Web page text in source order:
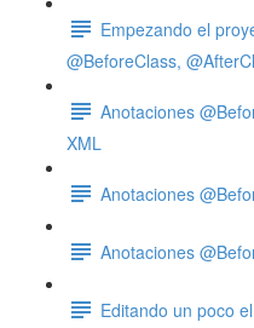
Empezando el
@BeforeClass,
Anotaciones
XML
Anotaciones
Anotaciones
Editando un poco